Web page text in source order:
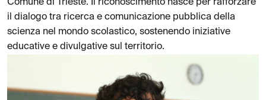
Comune di Trieste. Il riconoscimento nasce per rafforzare
il dialogo tra ricerca e comunicazione pubblica della
scienza nel mondo scolastico, sostenendo iniziative
educative e divulgative sul territorio.